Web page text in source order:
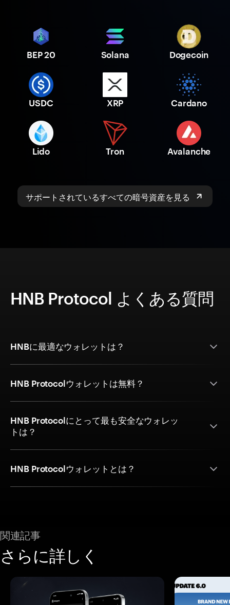
BEP 20 Solana Dogecoin
USDC XRP Cardano
Lido Tron Avalanche
サポートされているすべての暗号資産を見る
HNB Protocol よくある質問
HNBに最適なウォレットは？
HNB Protocolウォレットは無料？
HNB Protocolにとって最も安全なウォレッ
トは？
HNB Protocolウォレットとは？
関連記事
さらに詳しく